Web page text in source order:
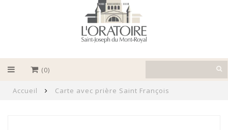
(0)
Accueil Carte avec prière Saint François